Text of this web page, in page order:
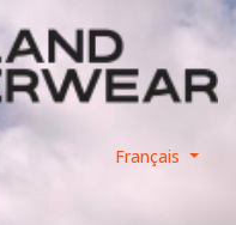
Français